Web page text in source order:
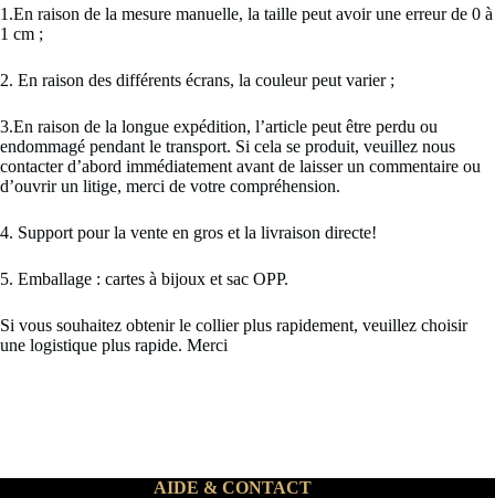
1.En raison de la mesure manuelle, la taille peut avoir une erreur de 0 à
1 cm ;
2. En raison des différents écrans, la couleur peut varier ;
3.En raison de la longue expédition, l’article peut être perdu ou
endommagé pendant le transport. Si cela se produit, veuillez nous
contacter d’abord immédiatement avant de laisser un commentaire ou
d’ouvrir un litige, merci de votre compréhension.
4. Support pour la vente en gros et la livraison directe!
5. Emballage : cartes à bijoux et sac OPP.
Si vous souhaitez obtenir le collier plus rapidement, veuillez choisir
une logistique plus rapide. Merci
AIDE & CONTACT